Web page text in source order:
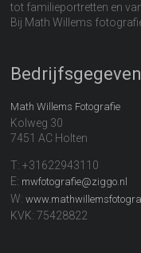
tot familieportretten en
Bij Math Willems
Math Willems Fotografie
Kolweg 30
7451 AC Holten
T: +31622943110
E: mwfotografie@ziggo.nl
W:
KVK: 75428822